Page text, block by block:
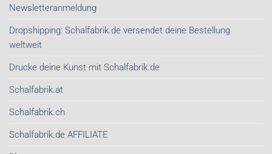
Newsletteranmeldung
Dropshipping: Schalfabrik.de versendet deine Bestellung
weltweit
Drucke deine Kunst mit Schalfabrik.de
Schalfabrik.at
Schalfabrik.ch
Schalfabrik.de AFFILIATE